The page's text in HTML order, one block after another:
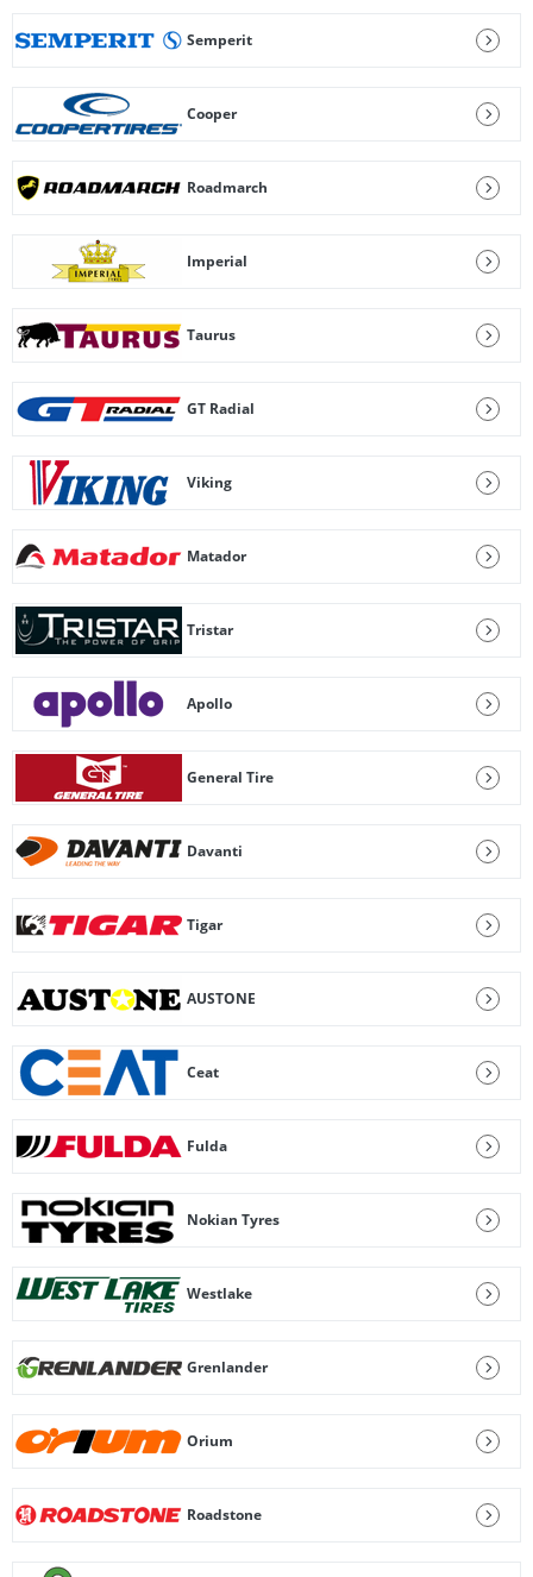
Semperit
Cooper
Roadmarch
Imperial
Taurus
GT Radial
Viking
Matador
Tristar
Apollo
General Tire
Davanti
Tigar
AUSTONE
Ceat
Fulda
Nokian Tyres
Westlake
Grenlander
Orium
Roadstone